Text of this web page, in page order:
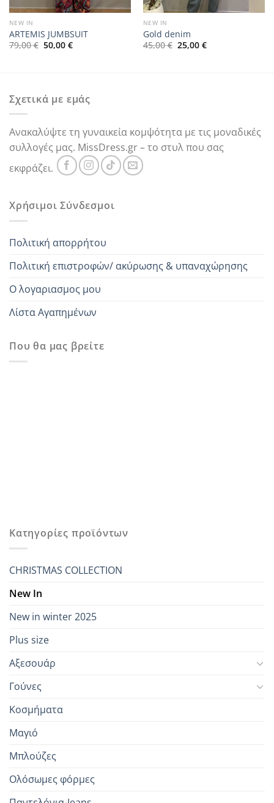
NEW IN
ARTEMIS JUMBSUIT
79,00€ Original
price
50,00 €Η
τρέχουσα
NEW IN
Gold denim
45,00€ Original
price
25,00 €Η
τρέχουσα
Σχετικά με εμάς
Ανακαλύψτε τη γυναικεία κομψότητα με τις μοναδικές
συλλογές μας. MissDress.gr – το στυλ που σας
εκφράζει.
Χρήσιμοι Σύνδεσμοι
Πολιτική απορρήτου
Πολιτική επιστροφών/ ακύρωσης & υπαναχώρησης
Ο λογαριασμος μου
Λίστα Αγαπημένων
Που θα μας βρείτε
Κατηγορίες προϊόντων
CHRISTMAS COLLECTION
New In
New in winter 2025
Plus size
Αξεσουάρ
Γούνες
Κοσμήματα
Μαγιό
Μπλούζες
Ολόσωμες φόρμες